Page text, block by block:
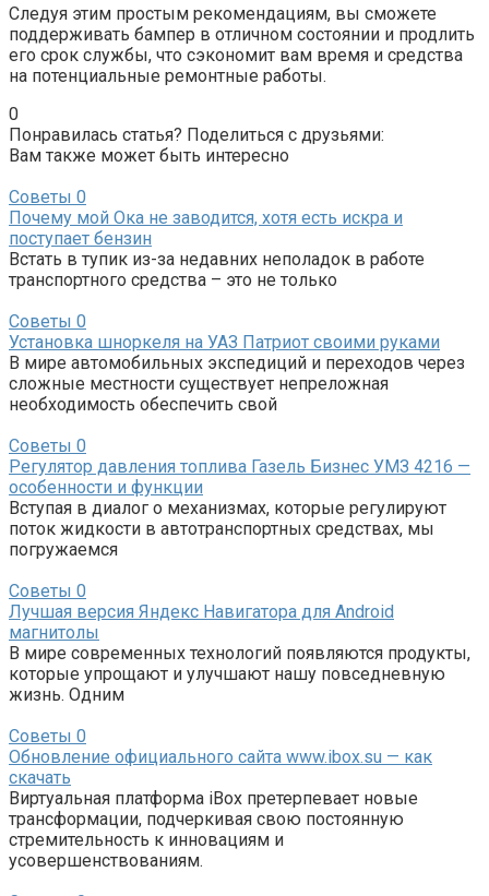
Следуя этим простым рекомендациям, вы сможете
поддерживать бампер в отличном состоянии и продлить
его срок службы, что сэкономит вам время и средства
на потенциальные ремонтные работы.
0
Понравилась статья? Поделиться с друзьями:
Вам также может быть интересно
Советы 0
Почему мой Ока не заводится, хотя есть искра и
поступает бензин
Встать в тупик из-за недавних неполадок в работе
транспортного средства – это не только
Советы 0
Установка шноркеля на УАЗ Патриот своими руками
В мире автомобильных экспедиций и переходов через
сложные местности существует непреложная
необходимость обеспечить свой
Советы 0
Регулятор давления топлива Газель Бизнес УМЗ 4216 —
особенности и функции
Вступая в диалог о механизмах, которые регулируют
поток жидкости в автотранспортных средствах, мы
погружаемся
Советы 0
Лучшая версия Яндекс Навигатора для Android
магнитолы
В мире современных технологий появляются продукты,
которые упрощают и улучшают нашу повседневную
жизнь. Одним
Советы 0
Обновление официального сайта www.ibox.su — как
скачать
Виртуальная платформа iBox претерпевает новые
трансформации, подчеркивая свою постоянную
стремительность к инновациям и
усовершенствованиям.